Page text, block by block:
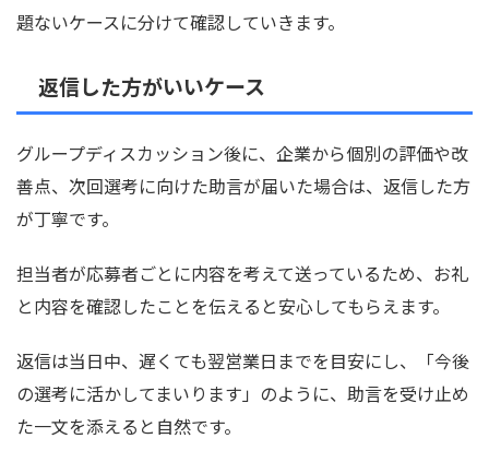
題ないケースに分けて確認していきます。
返信した方がいいケース
グループディスカッション後に、企業から個別の評価や改
善点、次回選考に向けた助言が届いた場合は、返信した方
が丁寧です。
担当者が応募者ごとに内容を考えて送っているため、お礼
と内容を確認したことを伝えると安心してもらえます。
返信は当日中、遅くても翌営業日までを目安にし、「今後
の選考に活かしてまいります」のように、助言を受け止め
た一文を添えると自然です。